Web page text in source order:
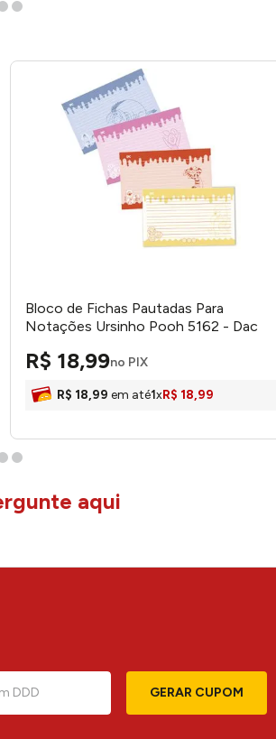
Bloco de Fichas Pautadas Para
Notações Ursinho Pooh 5162 - Dac
R$ 18,99no PIX
R$ 18,99 em até1xR$ 18,99
aqui
GERAR CUPOM